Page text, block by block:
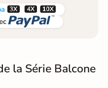
 

la Série Balcone